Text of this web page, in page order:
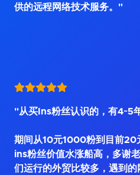
供的远程网络技术服务。"
"从买Ins粉丝认识的，有4~5
期间从10元1000粉到目前20
ins粉丝价值水涨船高，多谢
们运行的外贸比较多，遇到